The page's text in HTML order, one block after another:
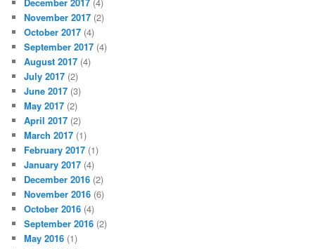
November 2017 (2)
October 2017 (4)
September 2017 (4)
August 2017 (4)
July 2017 (2)
June 2017 (3)
May 2017 (2)
April 2017 (2)
March 2017 (1)
February 2017 (1)
January 2017 (4)
December 2016 (2)
November 2016 (6)
October 2016 (4)
September 2016 (2)
May 2016 (1)